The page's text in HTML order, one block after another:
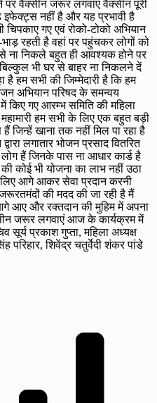
वैक्सीन जरूर लगवाएं वैक्सीन पूरी
इफेक्ट्स नहीं है और यह प्रभावी है
चिपकाए गए एवं रोको-टोको अभियान
भाड़ रहती है वहां पर पहुंचकर लोगों को
ना निकले बहुत ही आवश्यक होने पर
भी घर से बाहर ना निकलने दें
हम सभी की जिम्मेदारी है कि हम
अभियान परिषद के समन्वय
में किए गए आरम्भ समिति की महिला
हम सभी के लिए एक बहुत बड़ी
जिन्हें खाना तक नहीं मिल पा रहा है
लगातार भोजन प्रसाद वितरित
हैं जिनके पास ना आधार कार्ड है
कोई भी योजना का लाभ नहीं उठा
आगे आकर सेवा प्रदान करनी
जरूरतमंदों की मदद की जा रही है मैं
और रक्तदान की मुहिम में अपना
जरूर लगवाएं आज के कार्यक्रम में
सूर्य प्रकाश गुप्ता, महिला अध्यक्ष
परिहार, शिवेंद्र चतुर्वेदी शंकर पांडे